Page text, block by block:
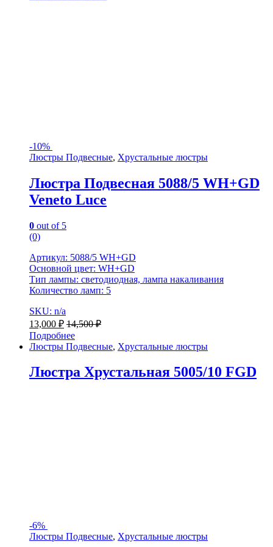
-10%
Люстры Подвесные, Хрустальные люстры
Люстра Подвесная 5088/5 WH+GD
Veneto Luce
0 out of 5
(0)
Артикул: 5088/5 WH+GD
Основной цвет: WH+GD
Тип лампы: светодиодная, лампа накаливания
Количество ламп: 5
SKU: n/a
13,000 ₽ 14,500₽
Подробнее
Люстры Подвесные, Хрустальные люстры
Люстра Хрустальная 5005/10 FGD
-6%
Люстры Подвесные, Хрустальные люстры